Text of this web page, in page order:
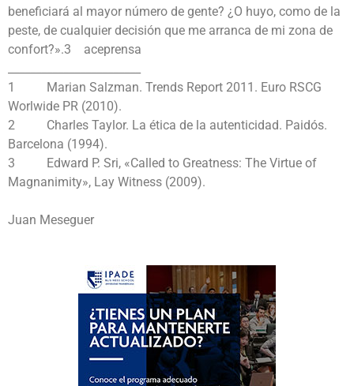
beneficiará al mayor número de gente? ¿O huyo, como de la
peste, de cualquier decisión que me arranca de mi zona de
confort?».3 aceprensa
1 Marian Salzman. Trends Report 2011. Euro RSCG
Worlwide PR (2010).
2 Charles Taylor. La ética de la autenticidad. Paidós.
Barcelona (1994).
3 Edward P. Sri, «Called to Greatness: The Virtue of
Magnanimity», Lay Witness (2009).
Juan Meseguer